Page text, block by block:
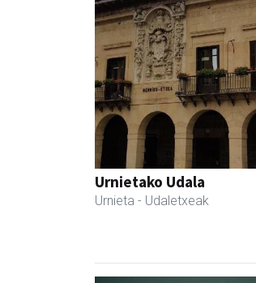
Urnietako Udala
Urnieta - Udaletxeak